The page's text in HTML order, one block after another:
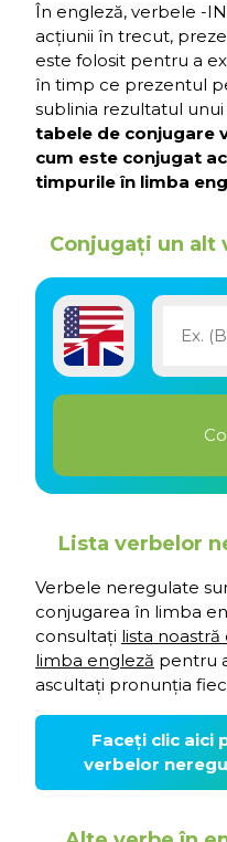
În engleză, verbele -
acțiunii în trecut,
este folosit pentru a
în timp ce prezentul
sublinia rezultatul
tabele de conjugare
cum este conjugat
timpurile în limba
Conjugați un alt
Lista verbelor
Verbele neregulate
conjugarea în limba
consultați lista
limba engleză pentru
ascultați pronunția
Faceți clic aici
verbelor